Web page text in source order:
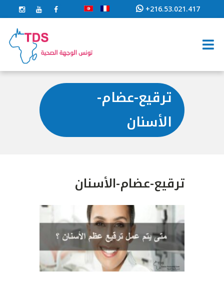
+216.53.021.417
ترقيع-عضام-
الأسنان
ترقيع-عضام-الأسنان